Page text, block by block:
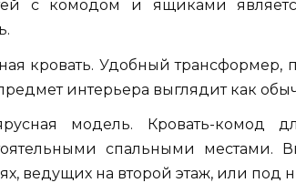
с комодом и ящиками
кровать. Удобный трансформер,
интерьера выглядит как
модель. Кровать-комод
спальными местами.
ведущих на второй этаж, или под